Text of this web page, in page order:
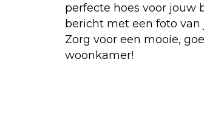
perfecte hoes voor jouw
bericht met een foto
Zorg voor een mooie,
woonkamer!